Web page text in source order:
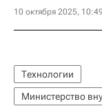
10 октября 2025, 10:49
Технологии
Министерство